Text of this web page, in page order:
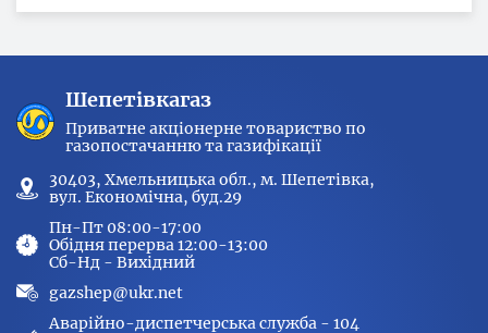
Шепетівкагаз
Приватне акціонерне товариство по
газопостачанню та газифікації
30403, Хмельницька обл., м. Шепетівка,
вул. Економічна, буд.29
Пн-Пт 08:00-17:00
Обідня перерва 12:00-13:00
Сб-Нд - Вихідний
gazshep@ukr.net
Аварійно-диспетчерська служба - 104